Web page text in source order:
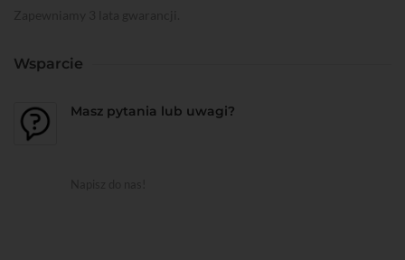
Wsparcie
Masz pytania lub uwagi?